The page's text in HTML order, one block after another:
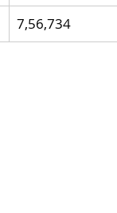
7,56,734